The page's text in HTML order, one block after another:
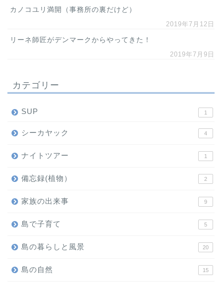
カノコユリ満開（事務所の裏だけど）
2019年7月12日
リーネ師匠がデンマークからやってきた！
2019年7月9日
カテゴリー
SUP 1
シーカヤック 4
ナイトツアー 1
備忘録(植物） 2
家族の出来事 9
島で子育て 5
島の暮らしと風景 20
島の自然 15